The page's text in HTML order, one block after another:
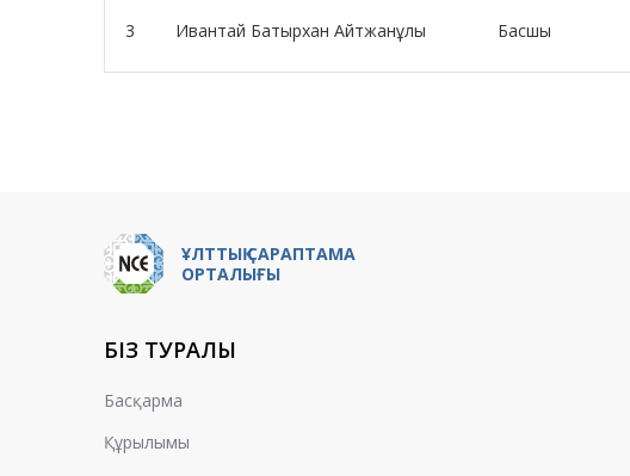
3 Ивантай Батырхан Айтжанұлы Басшы
ҰЛТТЫҚ САРАПТАМА
ОРТАЛЫҒЫ
БІЗ ТУРАЛЫ
Басқарма
Құрылымы